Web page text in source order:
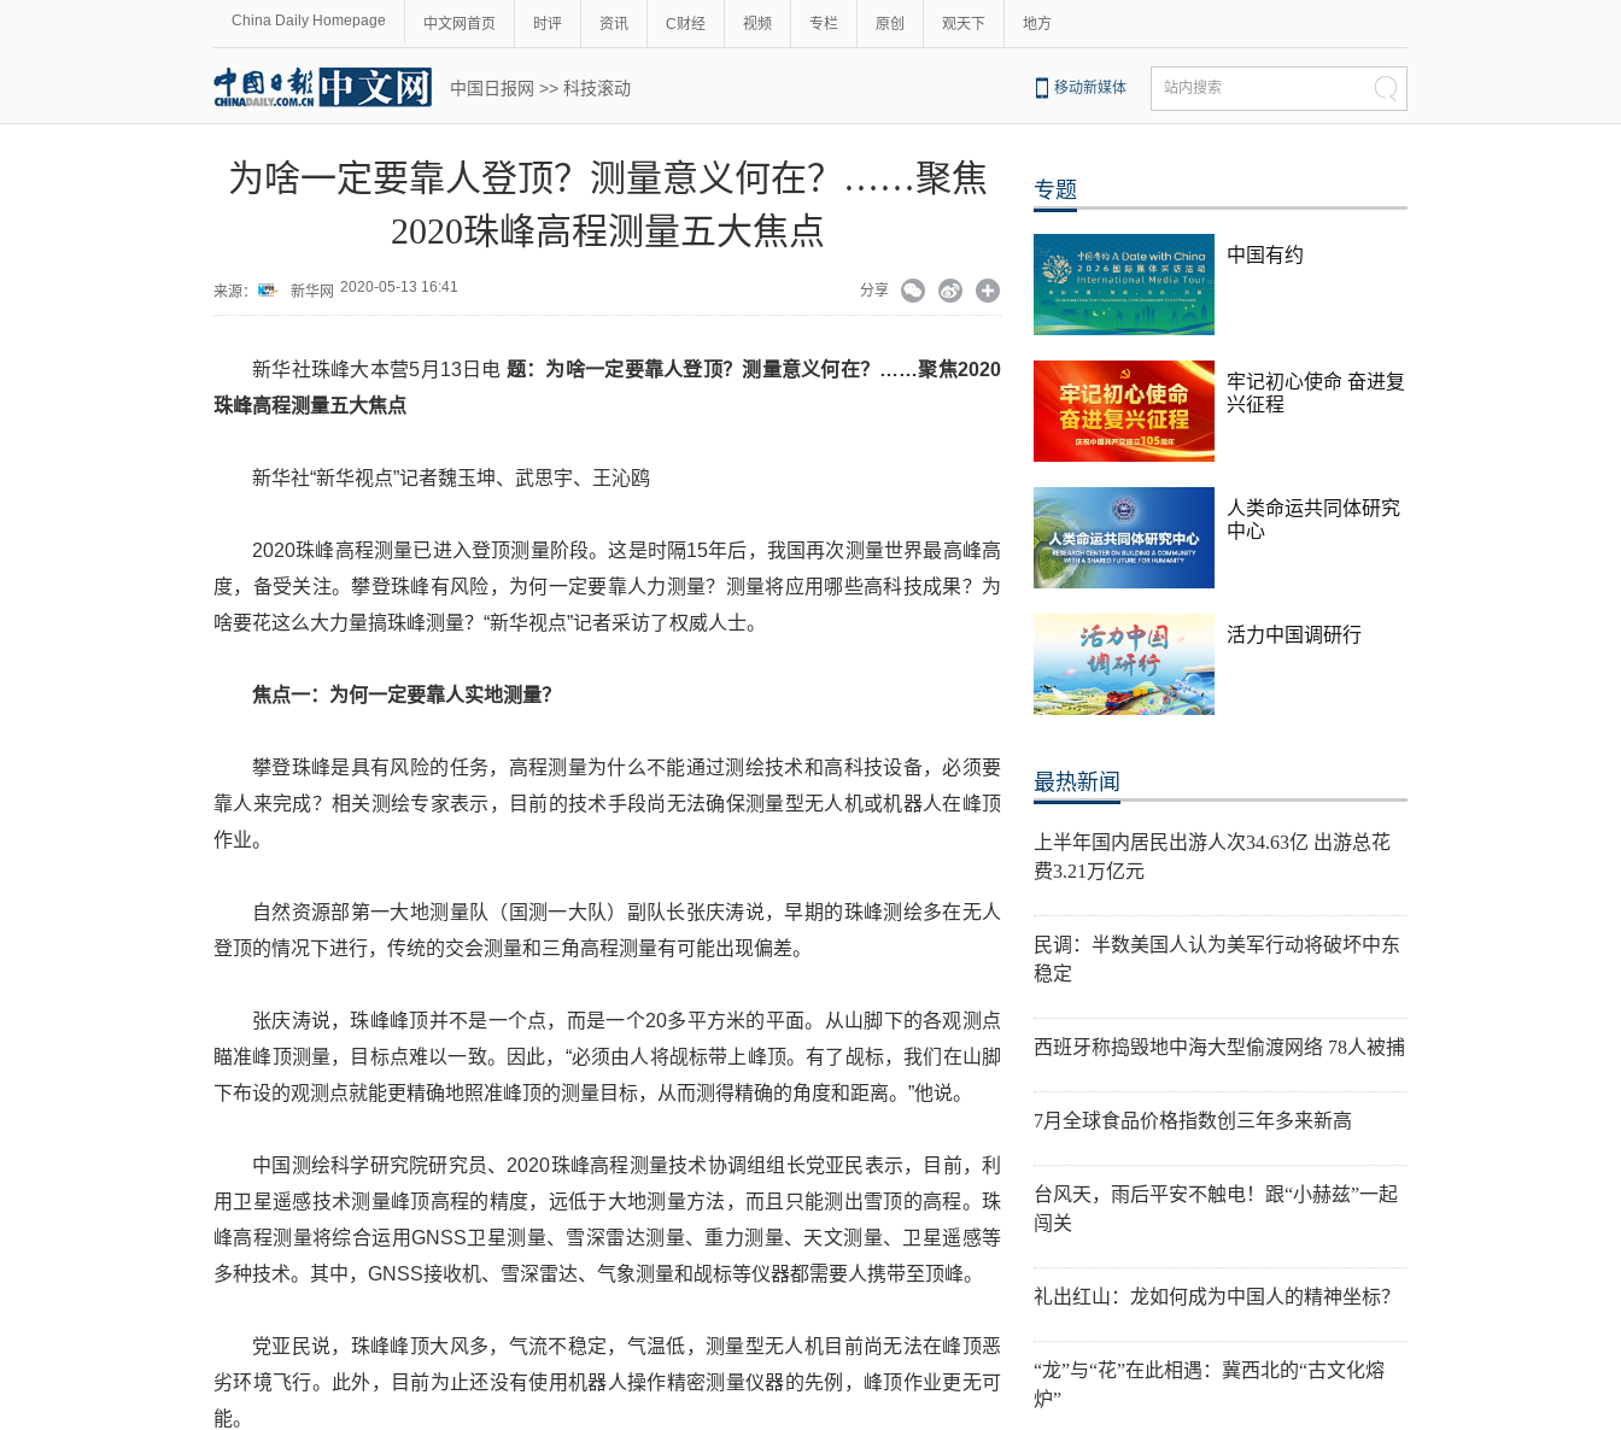
China Daily Homepage 中文网首页 时评 资讯 C财经 视频 专栏 原创 观天下 地方
中国日报网 >> 科技滚动 移动新媒体 站内搜索
为啥一定要靠人登顶？测量意义何在？……聚焦
2020珠峰高程测量五大焦点
来源： 新华网 2020-05-13 16:41 分享
新华社珠峰大本营5月13日电 题：为啥一定要靠人登顶？测量意义何在？……聚焦2020
珠峰高程测量五大焦点
新华社“新华视点”记者魏玉坤、武思宇、王沁鸥
2020珠峰高程测量已进入登顶测量阶段。这是时隔15年后，我国再次测量世界最高峰高
度，备受关注。攀登珠峰有风险，为何一定要靠人力测量？测量将应用哪些高科技成果？为
啥要花这么大力量搞珠峰测量？“新华视点”记者采访了权威人士。
焦点一：为何一定要靠人实地测量？
攀登珠峰是具有风险的任务，高程测量为什么不能通过测绘技术和高科技设备，必须要
靠人来完成？相关测绘专家表示，目前的技术手段尚无法确保测量型无人机或机器人在峰顶
作业。
自然资源部第一大地测量队（国测一大队）副队长张庆涛说，早期的珠峰测绘多在无人
登顶的情况下进行，传统的交会测量和三角高程测量有可能出现偏差。
张庆涛说，珠峰峰顶并不是一个点，而是一个20多平方米的平面。从山脚下的各观测点
瞄准峰顶测量，目标点难以一致。因此，“必须由人将觇标带上峰顶。有了觇标，我们在山脚
下布设的观测点就能更精确地照准峰顶的测量目标，从而测得精确的角度和距离。”他说。
中国测绘科学研究院研究员、2020珠峰高程测量技术协调组组长党亚民表示，目前，利
用卫星遥感技术测量峰顶高程的精度，远低于大地测量方法，而且只能测出雪顶的高程。珠
峰高程测量将综合运用GNSS卫星测量、雪深雷达测量、重力测量、天文测量、卫星遥感等
多种技术。其中，GNSS接收机、雪深雷达、气象测量和觇标等仪器都需要人携带至顶峰。
党亚民说，珠峰峰顶大风多，气流不稳定，气温低，测量型无人机目前尚无法在峰顶恶
劣环境飞行。此外，目前为止还没有使用机器人操作精密测量仪器的先例，峰顶作业更无可
能。
专题
中国有约
牢记初心使命 奋进复
兴征程
人类命运共同体研究
中心
活力中国调研行
最热新闻
上半年国内居民出游人次34.63亿 出游总花
费3.21万亿元
民调：半数美国人认为美军行动将破坏中东
稳定
西班牙称捣毁地中海大型偷渡网络 78人被捕
7月全球食品价格指数创三年多来新高
台风天，雨后平安不触电！跟“小赫兹”一起
闯关
礼出红山：龙如何成为中国人的精神坐标？
“龙”与“花”在此相遇：冀西北的“古文化熔
炉”